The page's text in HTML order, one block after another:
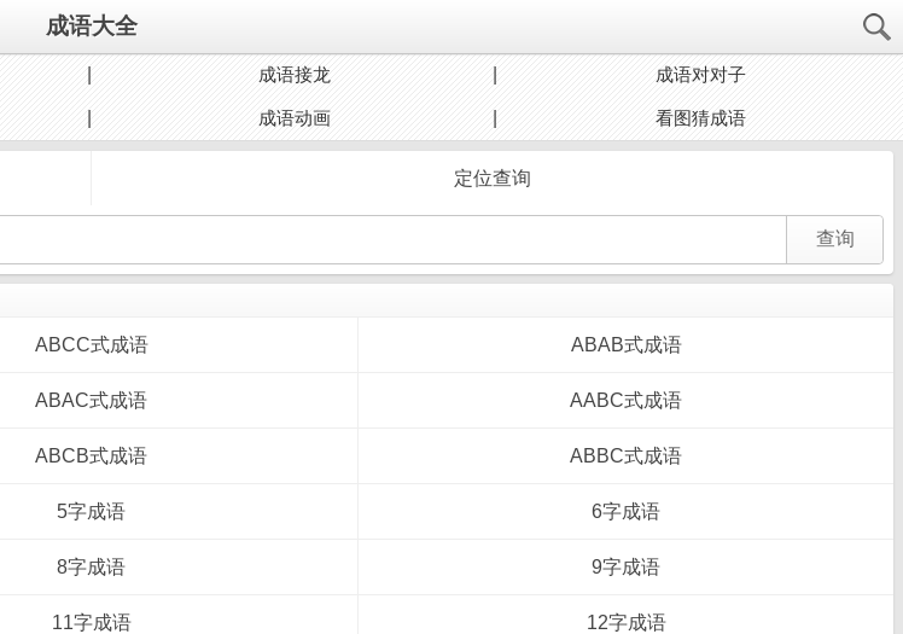
成语大全
成语接龙 成语对对子
成语动画 看图猜成语
定位查询
ABCC式成语 ABAB式成语
ABAC式成语 AABC式成语
ABCB式成语 ABBC式成语
5字成语 6字成语
8字成语 9字成语
11字成语 12字成语